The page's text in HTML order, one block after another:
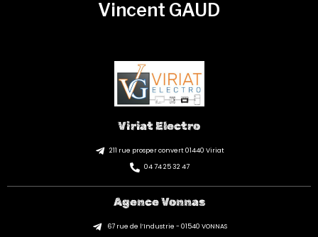
Vincent GAUD
Viriat Electro
211 rue prosper convert 01440 Viriat
04 74 25 32 47
Agence Vonnas
67 rue de l’Industrie - 01540 VONNAS